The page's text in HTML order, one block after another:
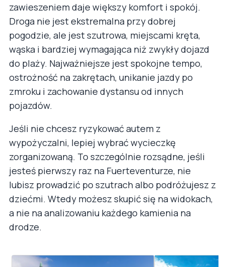
zawieszeniem daje większy komfort i spokój.
Droga nie jest ekstremalna przy dobrej
pogodzie, ale jest szutrowa, miejscami kręta,
wąska i bardziej wymagająca niż zwykły dojazd
do plaży. Najważniejsze jest spokojne tempo,
ostrożność na zakrętach, unikanie jazdy po
zmroku i zachowanie dystansu od innych
pojazdów.
Jeśli nie chcesz ryzykować autem z
wypożyczalni, lepiej wybrać wycieczkę
zorganizowaną. To szczególnie rozsądne, jeśli
jesteś pierwszy raz na Fuerteventurze, nie
lubisz prowadzić po szutrach albo podróżujesz z
dziećmi. Wtedy możesz skupić się na widokach,
a nie na analizowaniu każdego kamienia na
drodze.